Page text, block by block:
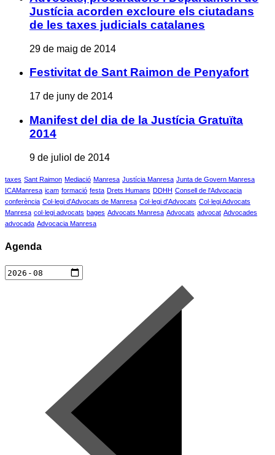
Justícia acorden excloure els ciutadans
de les taxes judicials catalanes
29 de maig de 2014
Festivitat de Sant Raimon de Penyafort
17 de juny de 2014
Manifest del dia de la Justícia Gratuïta
2014
9 de juliol de 2014
taxes Sant Raimon Mediació Manresa Justícia Manresa Junta de Govern Manresa
ICAManresa icam formació festa Drets Humans DDHH Consell de l'Advocacia
conferència Col·legi d'Advocats de Manresa Col·legi d'Advocats Col·legi Advocats
Manresa col·legi advocats bages Advocats Manresa Advocats advocat Advocades
advocada Advocacia Manresa
Agenda